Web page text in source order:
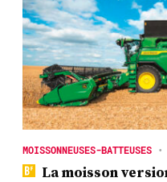
MOISSONNEUSES-BATTEUSES •
La moisson